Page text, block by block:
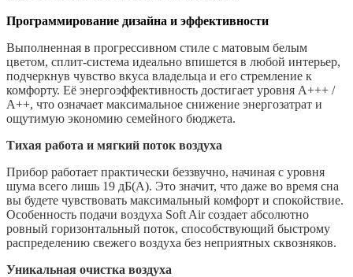
Программирование дизайна и эффективности
Выполненная в прогрессивном стиле с матовым белым
цветом, сплит-система идеально впишется в любой интерьер,
подчеркнув чувство вкуса владельца и его стремление к
комфорту. Её энергоэффективность достигает уровня A+++ /
A++, что означает максимальное снижение энергозатрат и
ощутимую экономию семейного бюджета.
Тихая работа и мягкий поток воздуха
Прибор работает практически беззвучно, начиная с уровня
шума всего лишь 19 дБ(A). Это значит, что даже во время сна
вы будете чувствовать максимальный комфорт и спокойствие.
Особенность подачи воздуха Soft Air создает абсолютно
ровный горизонтальный поток, способствующий быстрому
распределению свежего воздуха без неприятных сквозняков.
Уникальная очистка воздуха